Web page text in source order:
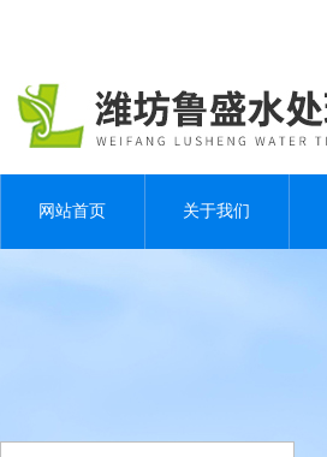
网站首页 关于我们